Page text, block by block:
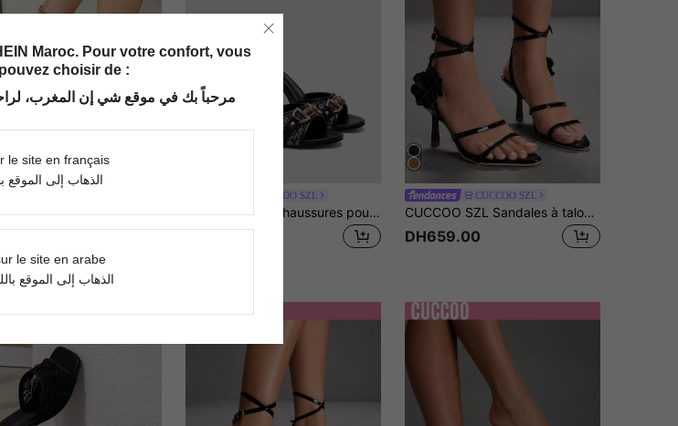
Sandales à talons hauts mode femme, en PU , avec bride, décoration de rivets marguerite, fermeture à boucle, bride arrière, couleur unie, talon laqué noir, talon fin, bout carré classique, pour l'été, l'extérieur, usage régulier, sandales, sandales à talons hauts, minimaliste, sexy, soirée
CUCCOO SZL
CUCCOO SZL Chaussures pour à motif imprimé D, boucle dorée, mules de mode classique, bout rond, sandales à talons hauts
DH666.00
CUCCOO SZL
CUCCOO SZL Sandales à talons hauts avec boucle à décor floral 3D, convenant pour un port quotidien
DH659.00
Maroc. Pour votre confort, vous
pouvez choisir de :
مرحباً بك في موقع شي إن المغرب،
le site en français
الذهاب إلى الموقع
le site en arabe
الذهاب إلى الموقع